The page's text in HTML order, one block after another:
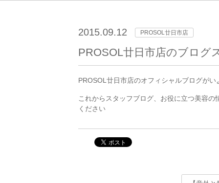
2015.09.12 PROSOL廿日市店
PROSOL廿日市店のブログ
PROSOL廿日市店のオフィシャルブログが
これからスタッフブログ、お役に立つ美容
ください